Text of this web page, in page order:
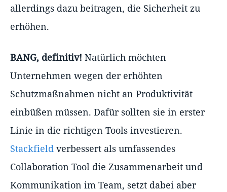
allerdings dazu beitragen, die Sicherheit zu
erhöhen.
BANG, definitiv! Natürlich möchten
Unternehmen wegen der erhöhten
Schutzmaßnahmen nicht an Produktivität
einbüßen müssen. Dafür sollten sie in erster
Linie in die richtigen Tools investieren.
Stackfield verbessert als umfassendes
Collaboration Tool die Zusammenarbeit und
Kommunikation im Team, setzt dabei aber